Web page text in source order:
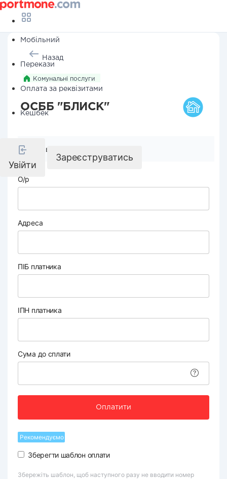
Мобільний
Перекази
Оплата за реквізитами
Кешбек
Увійти
Зареєструватись
Назад
Комунальні послуги
ОСББ "БЛИСК"
Реквізити компанії
О/р
Адреса
ПІБ платника
ІПН платника
Сума до сплати
Оплатити
Рекомендуємо
Зберегти шаблон оплати
Збережіть шаблон, щоб наступного разу не вводити номер